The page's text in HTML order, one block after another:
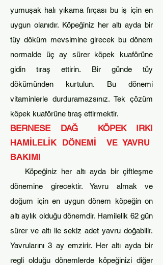
yumuşak halı yıkama fırçası bu iş için en
uygun olanıdır. Köpeğiniz her altı ayda bir
tüy döküm mevsimine girecek bu dönem
normalde üç ay sürer köpek kuaförüne
gidin tıraş ettirin. Bir günde tüy
dökümünden kurtulun. Bu dönemi
vitaminlerle durduramazsınız. Tek çözüm
köpek kuaförüne tıraş ettirmektir.
BERNESE DAĞ KÖPEK IRKI
HAMİLELİK DÖNEMİ VE YAVRU
BAKIMI
Köpeğiniz her altı ayda bir çiftleşme
dönemine girecektir. Yavru almak ve
doğum için en uygun dönem köpeğin on
altı aylık olduğu dönemdir. Hamilelik 62 gün
sürer ve altı ile sekiz adet yavru doğabilir.
Yavrularını 3 ay emzirir. Her altı ayda bir
regli olduğu dönemlerde köpeğinizi diğer